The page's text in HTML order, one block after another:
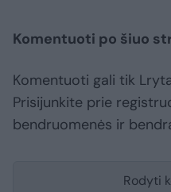
Komentuoti po šiuo
Komentuoti gali tik
Prisijunkite prie
bendruomenės ir
Rodyti